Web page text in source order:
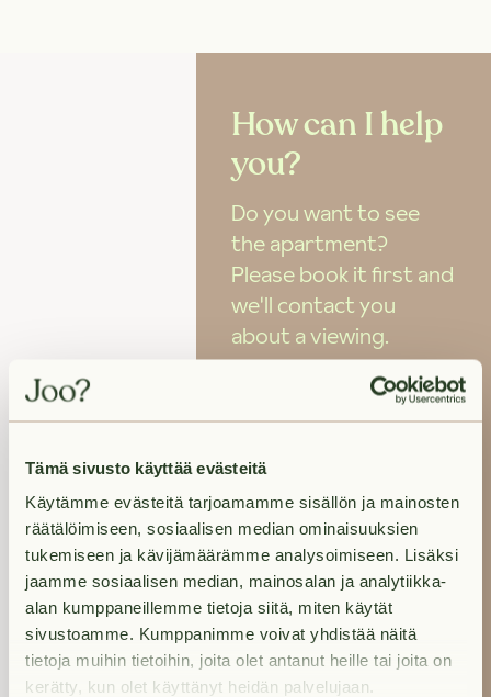
Tämä sivusto käyttää evästeitä
Käytämme evästeitä tarjoamamme sisällön ja mainosten
räätälöimiseen, sosiaalisen median ominaisuuksien
tukemiseen ja kävijämäärämme analysoimiseen. Lisäksi
jaamme sosiaalisen median, mainosalan ja analytiikka-
alan kumppaneillemme tietoja siitä, miten käytät
sivustoamme. Kumppanimme voivat yhdistää näitä
tietoja muihin tietoihin, joita olet antanut heille tai joita on
kerätty, kun olet käyttänyt heidän palvelujaan.
How can I help
you?
Do you want to see
the apartment?
Please book it first and
we'll contact you
about a viewing.
Ellen
ellen.puolitaival@joo-
kodit.fi
+358400 213
386 (Weekdays from
9 a.m. to 4 p.m)
Email us